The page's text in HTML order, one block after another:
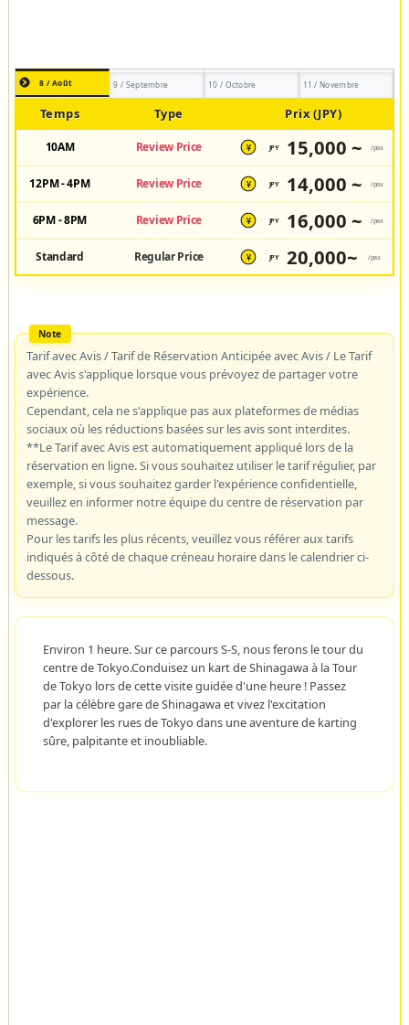
8 / Août 9 / Septembre 10 / Octobre 11 / Novembre
Temps Type Prix (JPY)
10AM Review Price ¥ JPY 15,000 ~ /pax
12PM - 4PM Review Price ¥ JPY 14,000 ~ /pax
6PM - 8PM Review Price ¥ JPY 16,000 ~ /pax
Standard Regular Price ¥ JPY 20,000~ /pax
Tarif avec Avis / Tarif de Réservation Anticipée avec Avis / Le Tarif
avec Avis s'applique lorsque vous prévoyez de partager votre
expérience.
Cependant, cela ne s'applique pas aux plateformes de médias
sociaux où les réductions basées sur les avis sont interdites.
**Le Tarif avec Avis est automatiquement appliqué lors de la
réservation en ligne. Si vous souhaitez utiliser le tarif régulier, par
exemple, si vous souhaitez garder l'expérience confidentielle,
veuillez en informer notre équipe du centre de réservation par
message.
Pour les tarifs les plus récents, veuillez vous référer aux tarifs
indiqués à côté de chaque créneau horaire dans le calendrier ci-
dessous.
Environ 1 heure. Sur ce parcours S-S, nous ferons le tour du
centre de Tokyo.Conduisez un kart de Shinagawa à la Tour
de Tokyo lors de cette visite guidée d'une heure ! Passez
par la célèbre gare de Shinagawa et vivez l'excitation
d'explorer les rues de Tokyo dans une aventure de karting
sûre, palpitante et inoubliable.